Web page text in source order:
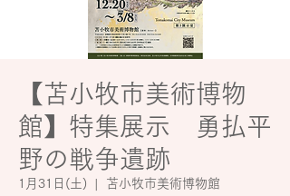
【苫小牧市美術博物
館】特集展示 勇払平
野の戦争遺跡
1月31日(土) 苫小牧市美術博物館